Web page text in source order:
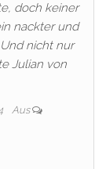
doch keiner
nackter und
nicht nur
Julian von
Aus